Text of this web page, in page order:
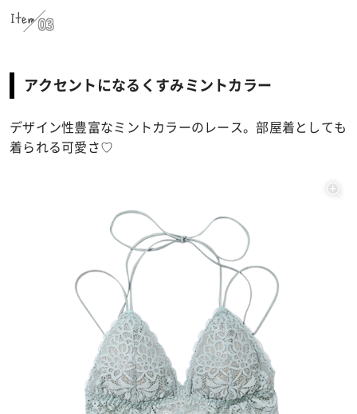
Item 03
アクセントになるくすみミントカラー
デザイン性豊富なミントカラーのレース。部屋着としても
着られる可愛さ♡